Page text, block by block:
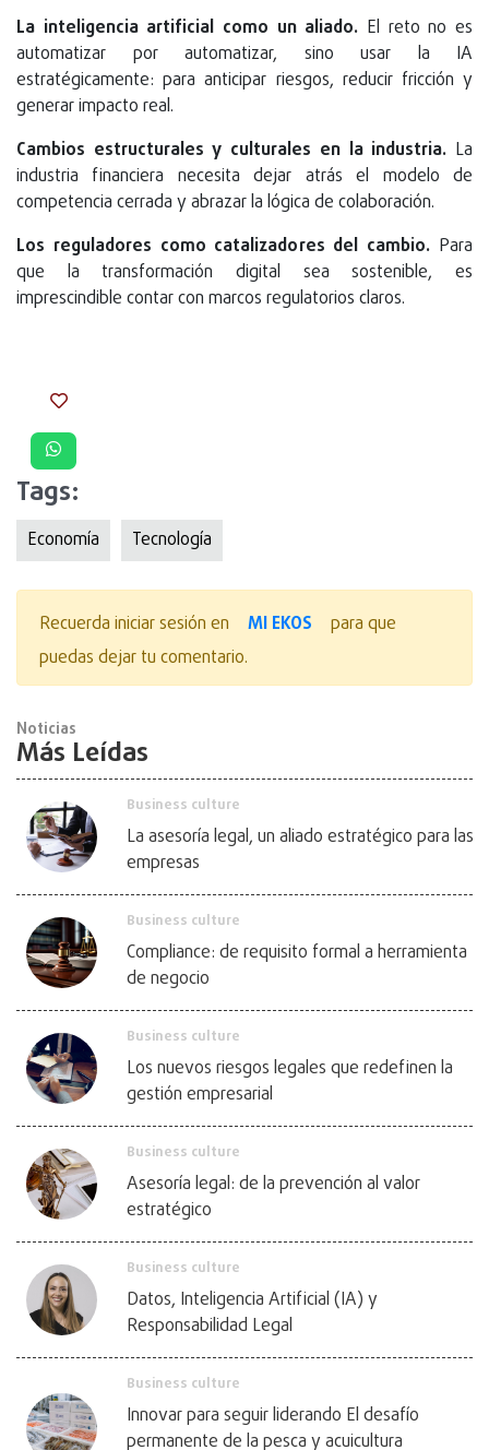
La inteligencia artificial como un aliado. El reto no es
automatizar por automatizar, sino usar la IA
estratégicamente: para anticipar riesgos, reducir fricción y
generar impacto real.
Cambios estructurales y culturales en la industria. La
industria financiera necesita dejar atrás el modelo de
competencia cerrada y abrazar la lógica de colaboración.
Los reguladores como catalizadores del cambio. Para
que la transformación digital sea sostenible, es
imprescindible contar con marcos regulatorios claros.
Tags:
Economía Tecnologí­a
Recuerda iniciar sesión en MI EKOS
para que
puedas dejar tu comentario.
Noticias
Más Leídas
Business culture
La asesoría legal, un aliado estratégico para las
empresas
Business culture
Compliance: de requisito formal a herramienta
de negocio
Business culture
Los nuevos riesgos legales que redefinen la
gestión empresarial
Business culture
Asesoría legal: de la prevención al valor
estratégico
Business culture
Datos, Inteligencia Artificial (IA) y
Responsabilidad Legal
Business culture
Innovar para seguir liderando El desafío
permanente de la pesca y acuicultura